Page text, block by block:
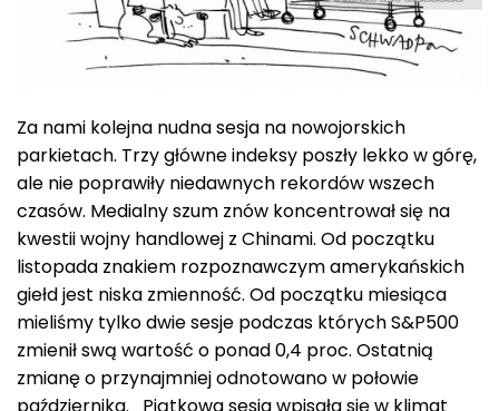
Za nami kolejna nudna sesja na nowojorskich
parkietach. Trzy główne indeksy poszły lekko w górę,
ale nie poprawiły niedawnych rekordów wszech
czasów. Medialny szum znów koncentrował się na
kwestii wojny handlowej z Chinami. Od początku
listopada znakiem rozpoznawczym amerykańskich
giełd jest niska zmienność. Od początku miesiąca
mieliśmy tylko dwie sesje podczas których S&P500
zmienił swą wartość o ponad 0,4 proc. Ostatnią
zmianę o przynajmniej odnotowano w połowie